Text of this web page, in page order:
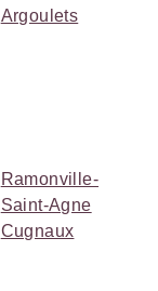
Argoulets
Ramonville-
Saint-Agne
Cugnaux